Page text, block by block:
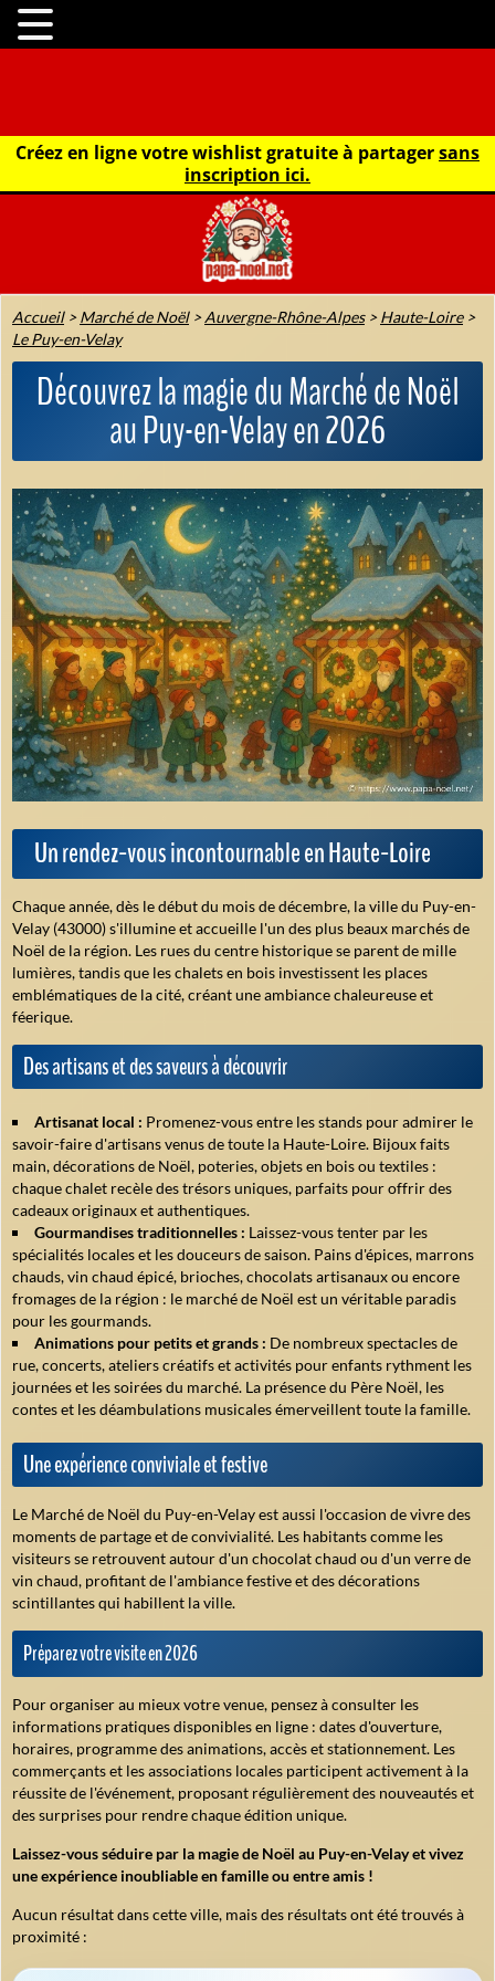
Créez en ligne votre wishlist gratuite à partagersans
inscription ici.
Accueil>Marché de Noël>Auvergne-Rhône-Alpes>Haute-Loire>
Le Puy-en-Velay
Découvrez la magie du Marché de Noël
au Puy-en-Velay en 2026
Un rendez-vous incontournable en Haute-Loire
Chaque année, dès le début du mois de décembre, la ville du Puy-en-
Velay (43000) s'illumine et accueille l'un des plus beaux marchés de
Noël de la région. Les rues du centre historique se parent de mille
lumières, tandis que les chalets en bois investissent les places
emblématiques de la cité, créant une ambiance chaleureuse et
féerique.
Des artisans et des saveurs à découvrir
Artisanat local : Promenez-vous entre les stands pour admirer le
savoir-faire d'artisans venus de toute la Haute-Loire. Bijoux faits
main, décorations de Noël, poteries, objets en bois ou textiles :
chaque chalet recèle des trésors uniques, parfaits pour offrir des
cadeaux originaux et authentiques.
Gourmandises traditionnelles : Laissez-vous tenter par les
spécialités locales et les douceurs de saison. Pains d'épices, marrons
chauds, vin chaud épicé, brioches, chocolats artisanaux ou encore
fromages de la région : le marché de Noël est un véritable paradis
pour les gourmands.
Animations pour petits et grands : De nombreux spectacles de
rue, concerts, ateliers créatifs et activités pour enfants rythment les
journées et les soirées du marché. La présence du Père Noël, les
contes et les déambulations musicales émerveillent toute la famille.
Une expérience conviviale et festive
Le Marché de Noël du Puy-en-Velay est aussi l'occasion de vivre des
moments de partage et de convivialité. Les habitants comme les
visiteurs se retrouvent autour d'un chocolat chaud ou d'un verre de
vin chaud, profitant de l'ambiance festive et des décorations
scintillantes qui habillent la ville.
Préparez votre visite en 2026
Pour organiser au mieux votre venue, pensez à consulter les
informations pratiques disponibles en ligne : dates d'ouverture,
horaires, programme des animations, accès et stationnement. Les
commerçants et les associations locales participent activement à la
réussite de l'événement, proposant régulièrement des nouveautés et
des surprises pour rendre chaque édition unique.
Laissez-vous séduire par la magie de Noël au Puy-en-Velay et vivez
une expérience inoubliable en famille ou entre amis !
Aucun résultat dans cette ville, mais des résultats ont été trouvés à
proximité :